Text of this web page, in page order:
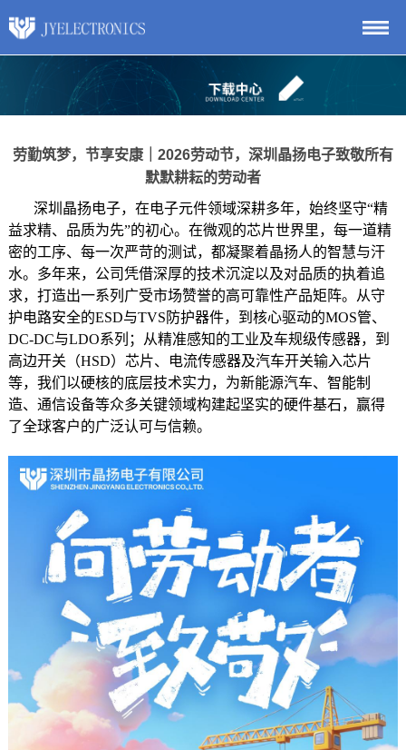
劳勤筑梦，节享安康｜2026劳动节，深圳晶扬电子致敬所有
默默耕耘的劳动者
深圳晶扬电子，在电子元件领域深耕多年，始终坚守“精
益求精、品质为先”的初心。在微观的芯片世界里，每一道精
密的工序、每一次严苛的测试，都凝聚着晶扬人的智慧与汗
水。多年来，公司凭借深厚的技术沉淀以及对品质的执着追
求，打造出一系列广受市场赞誉的高可靠性产品矩阵。从守
护电路安全的ESD与TVS防护器件，到核心驱动的MOS管、
DC-DC与LDO系列；从精准感知的工业及车规级传感器，到
高边开关（HSD）芯片、电流传感器及汽车开关输入芯片
等，我们以硬核的底层技术实力，为新能源汽车、智能制
造、通信设备等众多关键领域构建起坚实的硬件基石，赢得
了全球客户的广泛认可与信赖。